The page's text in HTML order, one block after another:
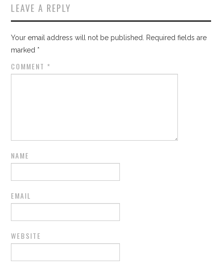
LEAVE A REPLY
Your email address will not be published.
Required fields are
marked *
COMMENT *
NAME
EMAIL
WEBSITE